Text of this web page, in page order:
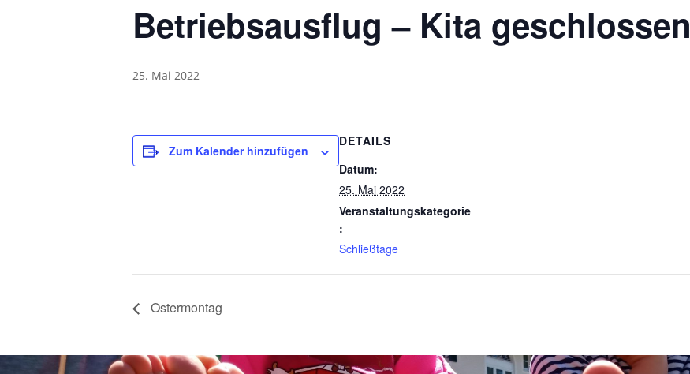
Betriebsausflug – Kita geschlossen
25. Mai 2022
Zum Kalender hinzufügen
DETAILS
Datum:
25. Mai 2022
Veranstaltungskategorie
:
Schließtage
Ostermontag